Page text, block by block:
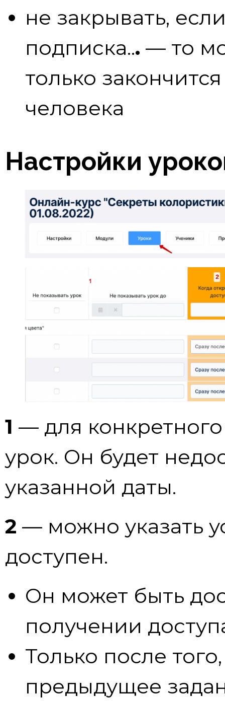
не закрывать,
подписка... — то
только
человека
Настройки
1 — для
урок. Он будет
указанной даты.
2 — можно указать
доступен.
Он может быть
получении
Только после
предыдущее